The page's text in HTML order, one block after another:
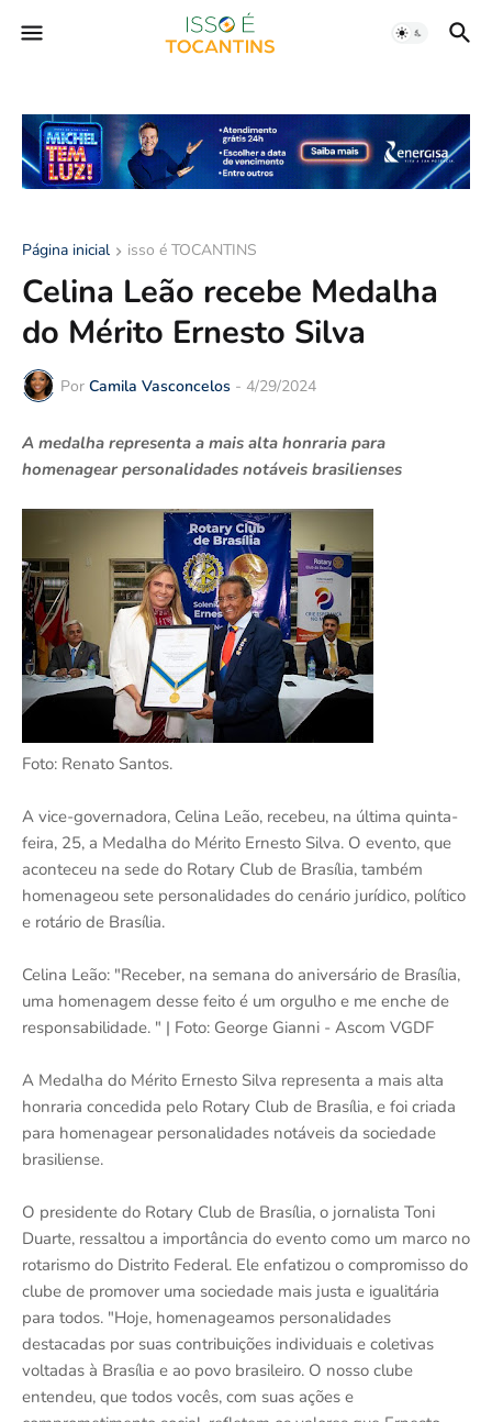
Página inicial isso é TOCANTINS
Celina Leão recebe Medalha
do Mérito Ernesto Silva
Por Camila Vasconcelos - 4/29/2024
A medalha representa a mais alta honraria para
homenagear personalidades notáveis brasilienses
Foto: Renato Santos.
A vice-governadora, Celina Leão, recebeu, na última quinta-
feira, 25, a Medalha do Mérito Ernesto Silva. O evento, que
aconteceu na sede do Rotary Club de Brasília, também
homenageou sete personalidades do cenário jurídico, político
e rotário de Brasília.
Celina Leão: "Receber, na semana do aniversário de Brasília,
uma homenagem desse feito é um orgulho e me enche de
responsabilidade. " | Foto: George Gianni - Ascom VGDF
A Medalha do Mérito Ernesto Silva representa a mais alta
honraria concedida pelo Rotary Club de Brasília, e foi criada
para homenagear personalidades notáveis da sociedade
brasiliense.
O presidente do Rotary Club de Brasília, o jornalista Toni
Duarte, ressaltou a importância do evento como um marco no
rotarismo do Distrito Federal. Ele enfatizou o compromisso do
clube de promover uma sociedade mais justa e igualitária
para todos. "Hoje, homenageamos personalidades
destacadas por suas contribuições individuais e coletivas
voltadas à Brasília e ao povo brasileiro. O nosso clube
entendeu, que todos vocês, com suas ações e